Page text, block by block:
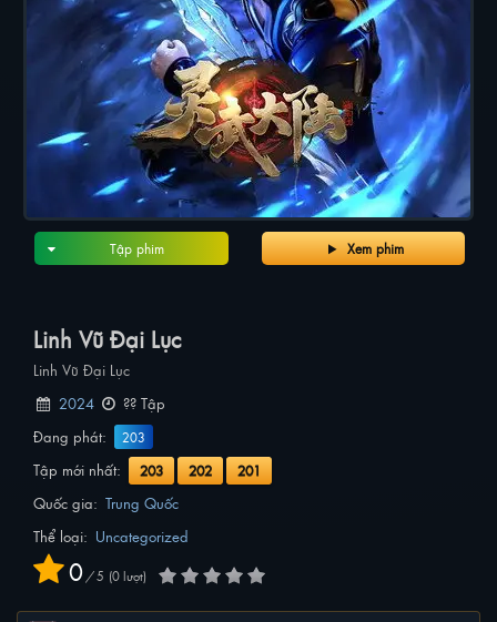
Xem phim
Tập phim
Linh Vũ Đại Lục
Linh Vũ Đại Lục
2024
?? Tập
Đang phát:
203
Tập mới nhất: 203 202 201
Quốc gia: Trung Quốc
Thể loại: Uncategorized
0 / 5 0lượt